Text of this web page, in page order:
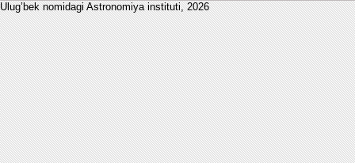
Ulug’bek nomidagi Astronomiya instituti,2026